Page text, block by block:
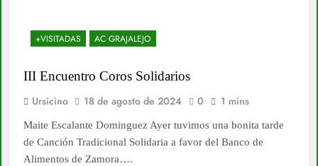
+VISITADAS AC GRAJALEJO
III Encuentro Coros Solidarios
Ursicino 18 de agosto de 2024 0 1 mins
Maite Escalante Dominguez Ayer tuvimos una bonita tarde
de Canción Tradicional Solidaria a favor del Banco de
Alimentos de Zamora….